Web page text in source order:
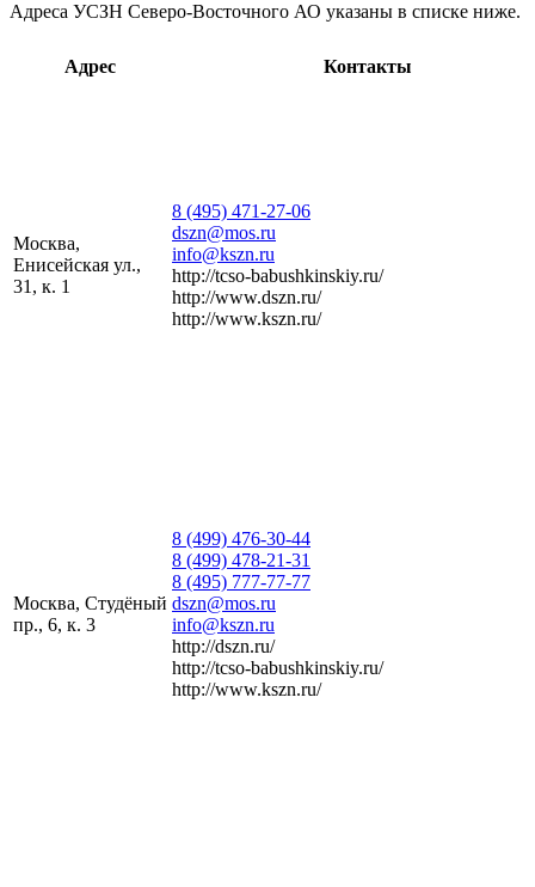
Адреса УСЗН Северо-Восточного АО указаны в списке ниже.
Адрес Контакты
Москва,
Енисейская ул.,
31, к. 1
8 (495) 471-27-06
dszn@mos.ru
info@kszn.ru
http://tcso-babushkinskiy.ru/
http://www.dszn.ru/
http://www.kszn.ru/
Москва, Студёный
пр., 6, к. 3
8 (499) 476-30-44
8 (499) 478-21-31
8 (495) 777-77-77
dszn@mos.ru
info@kszn.ru
http://dszn.ru/
http://tcso-babushkinskiy.ru/
http://www.kszn.ru/